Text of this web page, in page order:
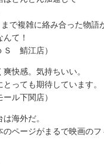
で複雑に絡み合った物語
て！
Ｓ 鯖江店）
快感。気持ちいい。
っても期待しています。
ル下関店）
海外だ。
のページがまるで映画の